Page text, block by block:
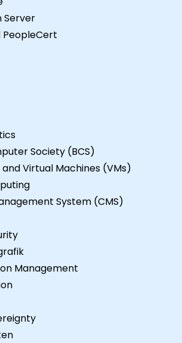
Server
Society (BCS)
Virtual Machines (VMs)
System (CMS)
Management